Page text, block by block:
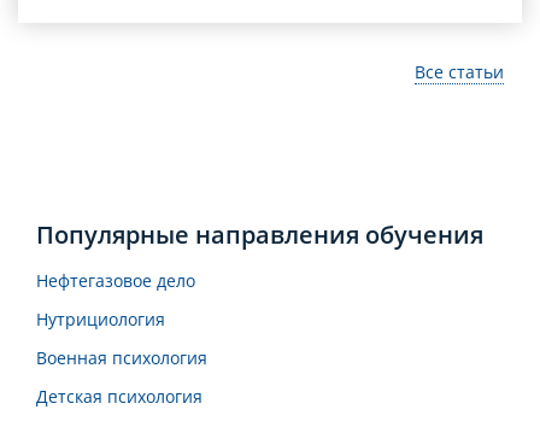
Все статьи
Популярные направления обучения
Нефтегазовое дело
Нутрициология
Военная психология
Детская психология